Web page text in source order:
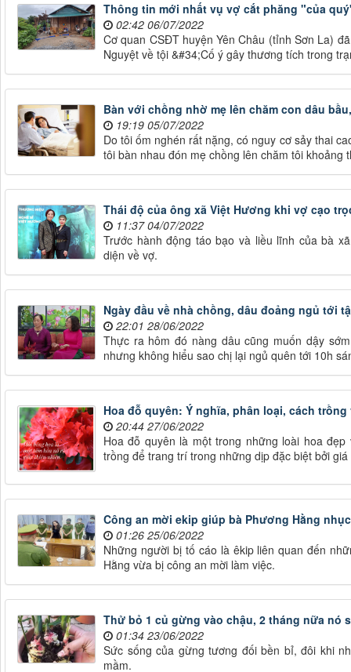
Thông tin mới nhất vụ vợ cắt phăng "của
02:42 06/07/2022
Cơ quan CSĐT huyện Yên Châu (tỉnh Sơn La)
Nguyệt về tội &#34;Cố ý gây thương tích trong
Bàn với chồng nhờ mẹ lên chăm con dâu
19:19 05/07/2022
Do tôi ốm nghén rất nặng, có nguy cơ sảy thai
tôi bàn nhau đón mẹ chồng lên chăm tôi khoảng
Thái độ của ông xã Việt Hương khi vợ cạo
11:37 04/07/2022
Trước hành động táo bạo và liều lĩnh của bà
diện về vợ.
Ngày đầu về nhà chồng, dâu đoảng ngủ tới
22:01 28/06/2022
Thực ra hôm đó nàng dâu cũng muốn dậy
nhưng không hiểu sao chị lại ngủ quên tới 10h
Hoa đỗ quyên: Ý nghĩa, phân loại, cách
20:44 27/06/2022
Hoa đỗ quyên là một trong những loài hoa
trồng để trang trí trong những dịp đặc biệt bởi
Công an mời ekip giúp bà Phương Hằng
01:26 25/06/2022
Những người bị tố cáo là êkip liên quan đến
Hằng vừa bị công an mời làm việc.
Thử bỏ 1 củ gừng vào chậu, 2 tháng nữa nó
01:34 23/06/2022
Sức sống của gừng tương đối bền bỉ, đôi khi
mầm.